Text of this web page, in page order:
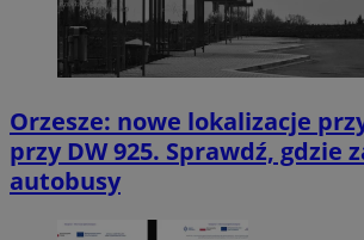
Orzesze: nowe lokalizacje
przy DW 925. Sprawdź, gdzie
autobusy